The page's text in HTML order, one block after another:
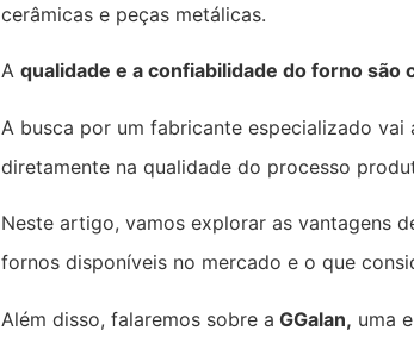
cerâmicas e peças metálicas.
A qualidade e a confiabilidade do forno são
A busca por um fabricante especializado
diretamente na qualidade do processo
Neste artigo, vamos explorar as vantagens
fornos disponíveis no mercado e o que
Além disso, falaremos sobre a GGalan, uma